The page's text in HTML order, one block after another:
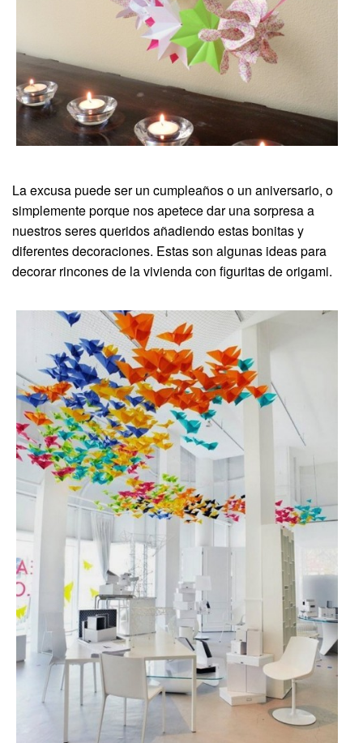
La excusa puede ser un cumpleaños o un aniversario, o
simplemente porque nos apetece dar una sorpresa a
nuestros seres queridos añadiendo estas bonitas y
diferentes decoraciones. Estas son algunas ideas para
decorar rincones de la vivienda con figuritas de origami.